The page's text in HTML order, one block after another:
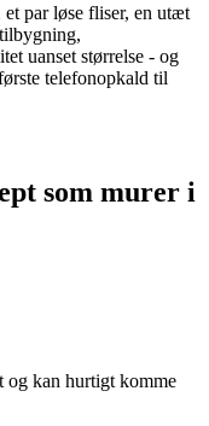
et par løse fliser, en utæt
uanset størrelse - og
telefonopkald til
som murer i
og kan hurtigt komme